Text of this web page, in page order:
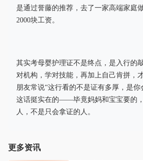
是通过誉藤的推荐，去了一家高端家庭
2000块工资。
其实考母婴护理证不是终点，是入行
对机构，学对技能，再加上自己肯拼，
朋友常说“这行看的不是证有多厚，是你
这话挺实在的——毕竟妈妈和宝宝要的
人，不是只会拿证的人。
更多资讯